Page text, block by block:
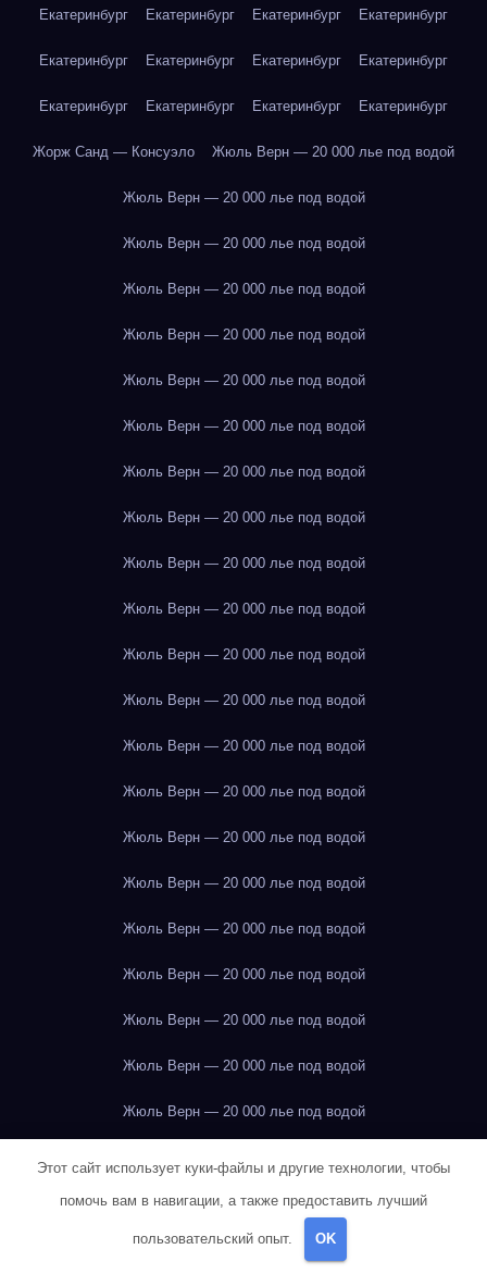
Екатеринбург Екатеринбург Екатеринбург Екатеринбург
Екатеринбург Екатеринбург Екатеринбург Екатеринбург
Екатеринбург Екатеринбург Екатеринбург Екатеринбург
Жорж Санд — Консуэло Жюль Верн — 20 000 лье под водой
Жюль Верн — 20 000 лье под водой
Жюль Верн — 20 000 лье под водой
Жюль Верн — 20 000 лье под водой
Жюль Верн — 20 000 лье под водой
Жюль Верн — 20 000 лье под водой
Жюль Верн — 20 000 лье под водой
Жюль Верн — 20 000 лье под водой
Жюль Верн — 20 000 лье под водой
Жюль Верн — 20 000 лье под водой
Жюль Верн — 20 000 лье под водой
Жюль Верн — 20 000 лье под водой
Жюль Верн — 20 000 лье под водой
Жюль Верн — 20 000 лье под водой
Жюль Верн — 20 000 лье под водой
Жюль Верн — 20 000 лье под водой
Жюль Верн — 20 000 лье под водой
Жюль Верн — 20 000 лье под водой
Жюль Верн — 20 000 лье под водой
Жюль Верн — 20 000 лье под водой
Жюль Верн — 20 000 лье под водой
Жюль Верн — 20 000 лье под водой
Жюль Верн — 20 000 лье под водой
Жюль Верн — 20 000 лье под водой
Этот сайт использует куки-файлы и другие технологии, чтобы
помочь вам в навигации, а также предоставить лучший
пользовательский опыт. OK